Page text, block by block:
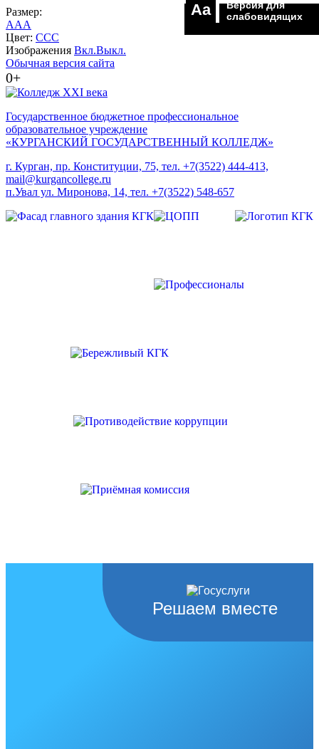
Размер:
AAA
Цвет: CCC
Изображения Вкл.Выкл.
Обычная версия сайта
0+
Aa
Версия для
слабовидящих
Государственное бюджетное профессиональное
образовательное учреждение
«КУРГАНСКИЙ ГОСУДАРСТВЕННЫЙ КОЛЛЕДЖ»
г. Курган, пр. Конституции, 75, тел. +7(3522) 444-413,
mail@kurgancollege.ru
п.Увал ул. Миронова, 14, тел. +7(3522) 548-657
Решаем вместе